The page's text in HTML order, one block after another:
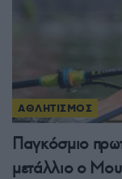
ΑΘΛΗΤΙΣΜΟΣ
Παγκόσμιο
μετάλλιο ο